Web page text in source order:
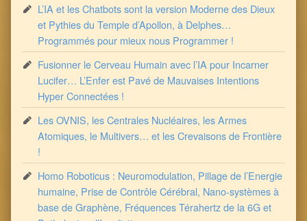
L’IA et les Chatbots sont la version Moderne des Dieux
et Pythies du Temple d’Apollon, à Delphes…
Programmés pour mieux nous Programmer !
Fusionner le Cerveau Humain avec l’IA pour Incarner
Lucifer… L’Enfer est Pavé de Mauvaises Intentions
Hyper Connectées !
Les OVNIS, les Centrales Nucléaires, les Armes
Atomiques, le Multivers… et les Crevaisons de Frontière
!
Homo Roboticus : Neuromodulation, Pillage de l’Energie
humaine, Prise de Contrôle Cérébral, Nano-systèmes à
base de Graphène, Fréquences Térahertz de la 6G et